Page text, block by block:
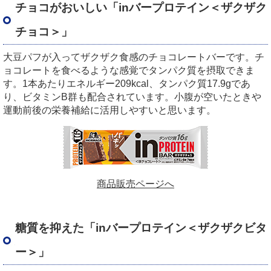
チョコがおいしい「inバープロテイン＜ザクザク
チョコ＞」
大豆パフが入ってザクザク食感のチョコレートバーです。チ
ョコレートを食べるような感覚でタンパク質を摂取できま
す。 1本あたりエネルギー209kcal 、タンパク質17.9gであ
り、ビタミンB群も配合されています。小腹が空いたときや
運動前後の栄養補給に活用しやすいと思います。
商品販売ページへ
糖質を抑えた「inバープロテイン＜ザクザクビタ
ー＞」